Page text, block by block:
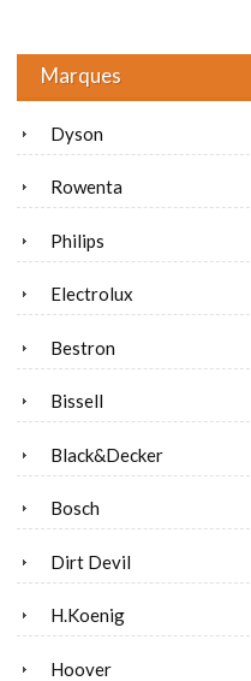
Marques
Dyson
Rowenta
Philips
Electrolux
Bestron
Bissell
Black&Decker
Bosch
Dirt Devil
H.Koenig
Hoover